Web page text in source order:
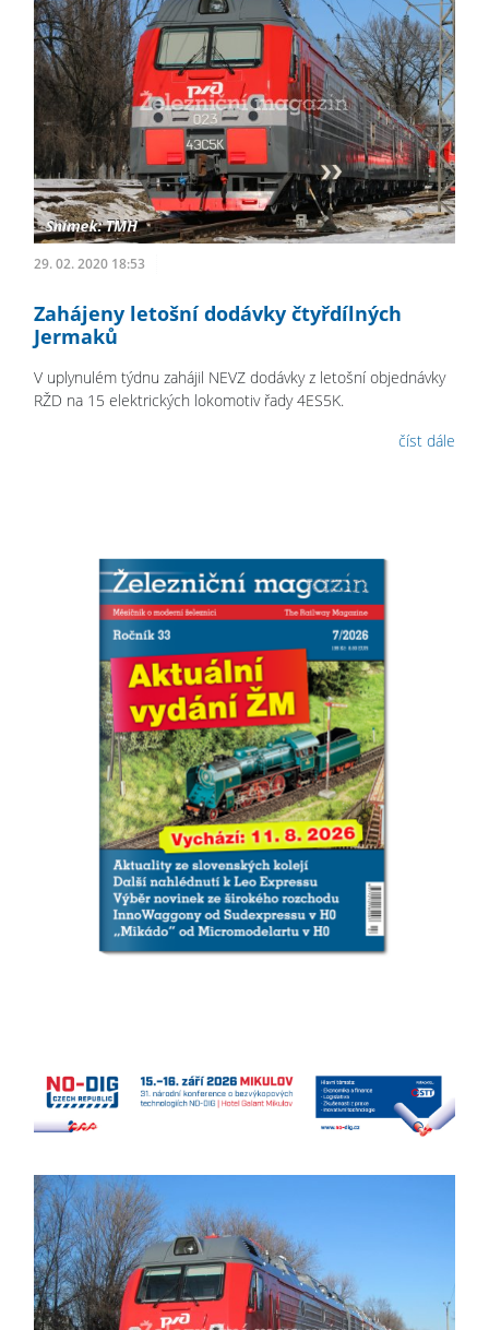
29. 02. 2020 18:53
Zahájeny letošní dodávky čtyřdílných
Jermaků
V uplynulém týdnu zahájil NEVZ dodávky z letošní objednávky
RŽD na 15 elektrických lokomotiv řady 4ES5K.
číst dále